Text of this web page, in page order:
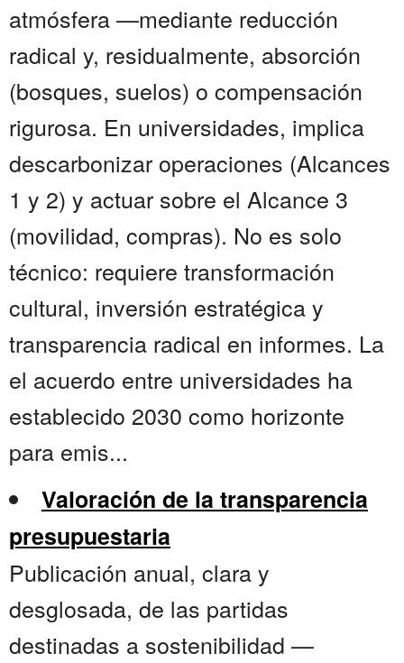
atmósfera —mediante reducción
radical y, residualmente, absorción
(bosques, suelos) o compensación
rigurosa. En universidades, implica
descarbonizar operaciones (Alcances
1 y 2) y actuar sobre el Alcance 3
(movilidad, compras). No es solo
técnico: requiere transformación
cultural, inversión estratégica y
transparencia radical en informes. La
el acuerdo entre universidades ha
establecido 2030 como horizonte
para emis...
Valoración de la transparencia
presupuestaria
Publicación anual, clara y
desglosada, de las partidas
destinadas a sostenibilidad —